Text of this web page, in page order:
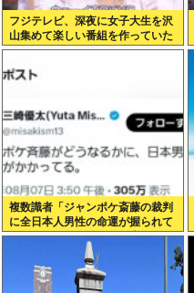
フジテレビ、深夜に女子大生を沢
山集めて楽しい番組を作っていた
www
複数識者「ジャンポケ斎藤の裁判
に全日本人男性の命運が握られて
いる。これでだめなら日本男全員